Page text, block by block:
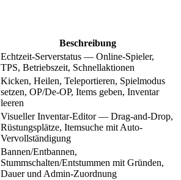
Beschreibung
Echtzeit-Serverstatus — Online-Spieler,
TPS, Betriebszeit, Schnellaktionen
Kicken, Heilen, Teleportieren, Spielmodus
setzen, OP/De-OP, Items geben, Inventar
leeren
Visueller Inventar-Editor — Drag-and-Drop,
Rüstungsplätze, Itemsuche mit Auto-
Vervollständigung
Bannen/Entbannen,
Stummschalten/Entstummen mit Gründen,
Dauer und Admin-Zuordnung